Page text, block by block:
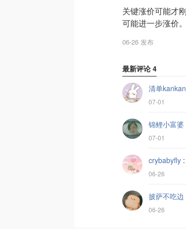
关键涨价可能才
可能进一步涨价。
06-26 发布
最新评论 4
清单kankan
07-01
锦鲤小富婆
07-01
crybabyfly :
06-26
披萨不吃边
06-26